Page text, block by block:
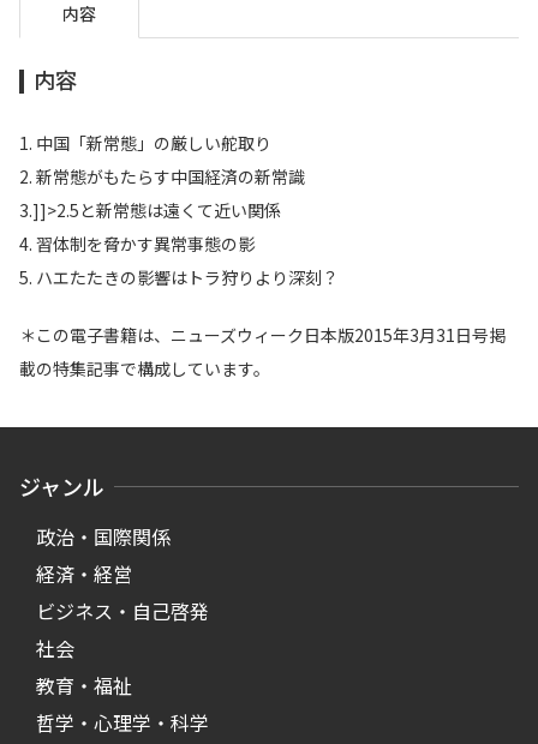
内容
内容
1. 中国「新常態」の厳しい舵取り
2. 新常態がもたらす中国経済の新常識
3.]]>2.5と新常態は遠くて近い関係
4. 習体制を脅かす異常事態の影
5. ハエたたきの影響はトラ狩りより深刻？
＊この電子書籍は、ニューズウィーク日本版2015年3月31日号掲
載の特集記事で構成しています。
ジャンル
政治・国際関係
経済・経営
ビジネス・自己啓発
社会
教育・福祉
哲学・心理学・科学